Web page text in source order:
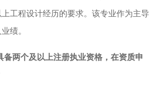
工程设计经历的要求。该专业作为主导
绩。
备两个及以上注册执业资格，在资质申